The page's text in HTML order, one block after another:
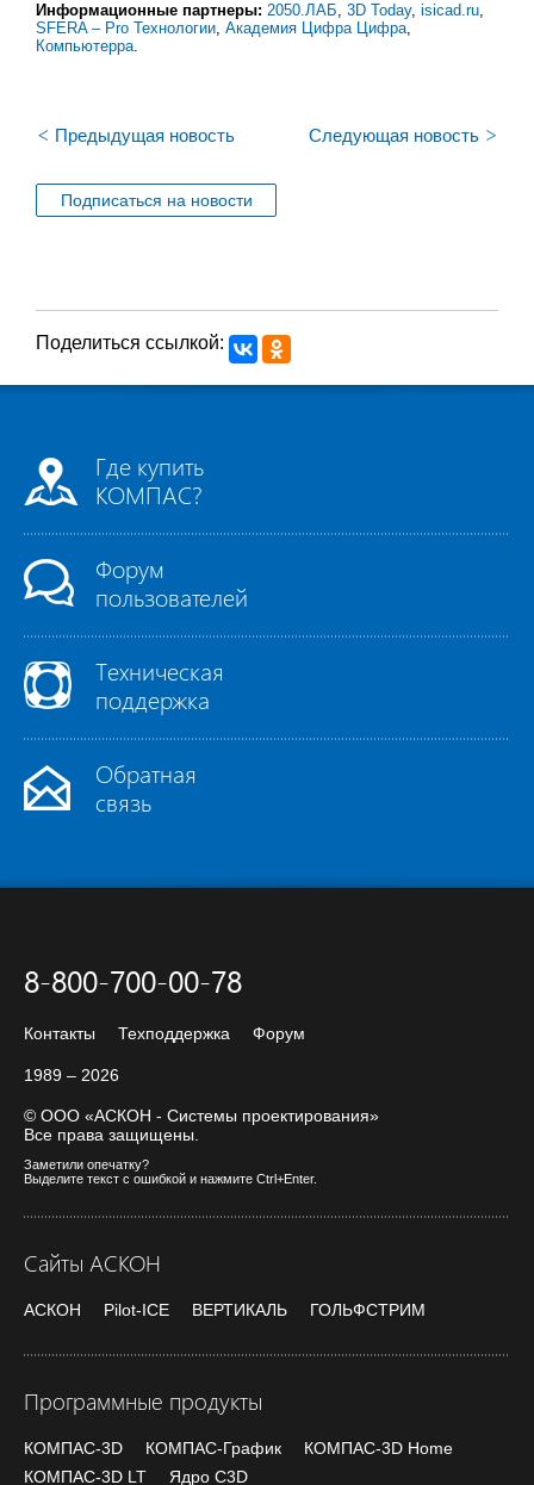
Информационные партнеры: 2050.ЛАБ, 3D Today, isicad.ru,
SFERA – Pro Технологии, Академия Цифра Цифра,
Компьютерра.
< Предыдущая новость Следующая новость >
Подписаться на новости
Поделиться ссылкой:
Где купить
КОМПАС?
Форум
пользователей
Техническая
поддержка
Обратная
связь
8-800-700-00-78
Контакты Техподдержка Форум
1989 – 2026
© ООО «АСКОН - Системы проектирования»
Все права защищены.
Заметили опечатку?
Выделите текст с ошибкой и нажмите Ctrl+Enter.
Сайты АСКОН
АСКОН Pilot-ICE ВЕРТИКАЛЬ ГОЛЬФСТРИМ
Программные продукты
КОМПАС-3D КОМПАС-График
КОМПАС-3D Home
КОМПАС-3D LT
Ядро C3D